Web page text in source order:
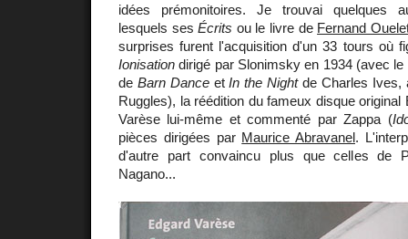
idées prémonitoires. Je trouvai quelques
lesquels sesÉcrits ou le livre de Fernand
surprises furent l'acquisition d'un 33 tours où
Ionisation dirigé par Slonimsky en 1934 (avec
de Barn DanceetIn the Nightde Charles Ives,
Ruggles), la réédition du fameux disque
Varèse lui-même et commenté par Zappa (
pièces dirigées par Maurice Abravanel.
d'autre part convaincu plus que celles de
Nagano...